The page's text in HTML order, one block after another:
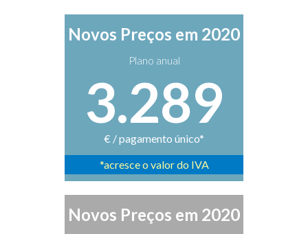
Novos Preços em 2020
Plano anual
3.289
€ / pagamento único*
*acresce o valor do IVA
Novos Preços em 2020